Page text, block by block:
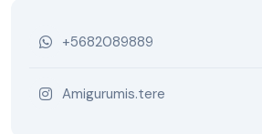
+5682089889
Amigurumis.tere